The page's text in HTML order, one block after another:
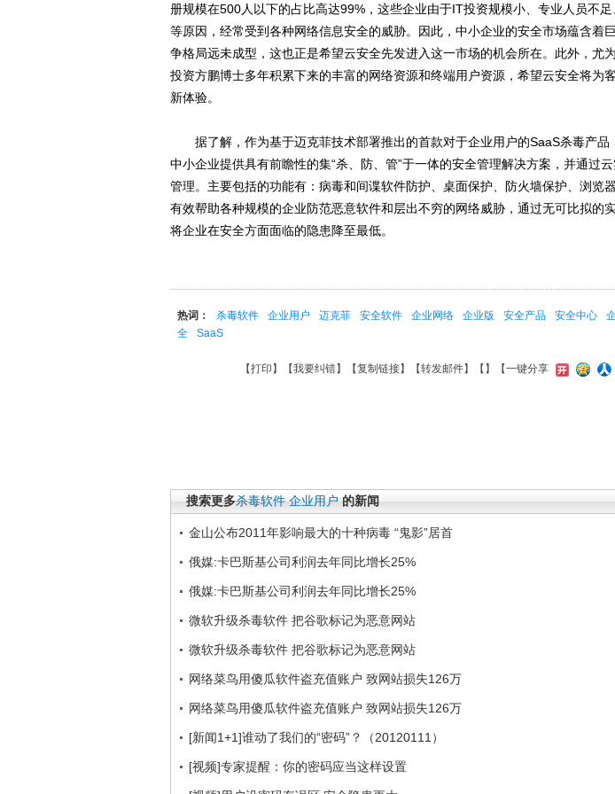
册规模在500人以下的占比高达99%，这些企业由于IT投资规模小、专业人员不
等原因，经常受到各种网络信息安全的威胁。因此，中小企业的安全市场蕴含着
争格局远未成型，这也正是希望云安全先发进入这一市场的机会所在。此外，尤
投资方鹏博士多年积累下来的丰富的网络资源和终端用户资源，希望云安全将为
新体验。
据了解，作为基于迈克菲技术部署推出的首款对于企业用户的SaaS杀毒产品
中小企业提供具有前瞻性的集“杀、防、管”于一体的安全管理解决方案，并通过
管理。主要包括的功能有：病毒和间谍软件防护、桌面保护、防火墙保护、浏览
有效帮助各种规模的企业防范恶意软件和层出不穷的网络威胁，通过无可比拟的
将企业在安全方面面临的隐患降至最低。
热词： 杀毒软件 企业用户 迈克菲 安全软件 企业网络 企业版 安全产品 安全中心
全
SaaS
【打印 】【我要纠错】【复制链接】【转发邮件】【 】 【一键分享
搜索更多杀毒软件 企业用户 的新闻
金山公布2011年影响最大的十种病毒 “鬼影”居首
俄媒:卡巴斯基公司利润去年同比增长25%
俄媒:卡巴斯基公司利润去年同比增长25%
微软升级杀毒软件 把谷歌标记为恶意网站
微软升级杀毒软件 把谷歌标记为恶意网站
网络菜鸟用傻瓜软件盗充值账户 致网站损失126万
网络菜鸟用傻瓜软件盗充值账户 致网站损失126万
[新闻1+1]谁动了我们的“密码”？（20120111）
[视频]专家提醒：你的密码应当这样设置